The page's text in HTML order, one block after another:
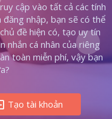
cập vào tất cả các tính
đăng nhập, bạn sẽ có thể
đề hiện có, tạo uy tín
nhắn cá nhân của riêng
toàn miễn phí, vậy bạn
Tạo tài khoản